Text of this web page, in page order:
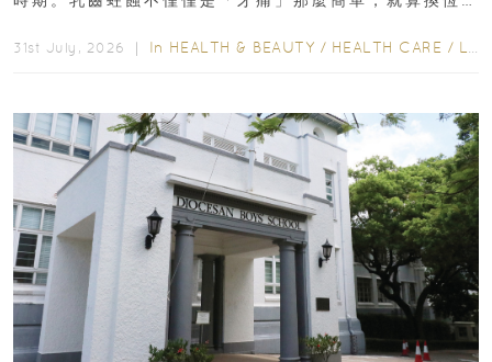
31st July, 2026 ｜ In HEALTH & BEAUTY / HEALTH CARE / LIFESTYLE